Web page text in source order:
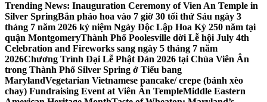
Trending News: Inauguration Ceremony of Vien An Temple in
Silver SpringBắn pháo hoa vào 7 giờ 30 tối thứ Sáu ngày 3
tháng 7 năm 2026 kỷ niệm Ngày Độc Lập Hoa Kỳ 250 năm tại
quận MontgomeryThành Phố Poolesville dời Lễ hội July 4th
Celebration and Fireworks sang ngày 5 tháng 7 năm
2026Chương Trình Đại Lễ Phật Đản 2026 tại Chùa Viên Ân
trong Thành Phố Silver Spring ở Tiểu bang
MarylandVegetarian Vietnamese pancake/ crepe (bánh xèo
chay) Fundraising Event at Viên Ân TempleMiddle Eastern